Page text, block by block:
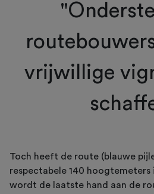
vrijwillige
Toch heeft de route (blauwe
respectabele 140 hoogtemeters
wordt de laatste hand aan de